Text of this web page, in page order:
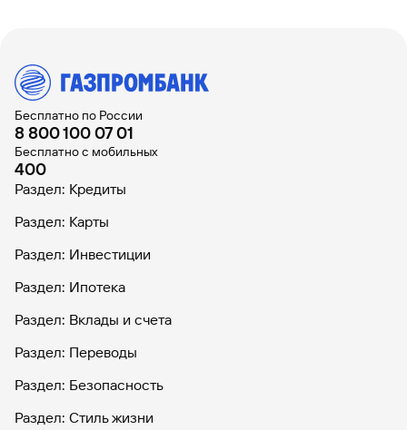
Бесплатно по России
8 800 100 07 01
Бесплатно с мобильных
400
Раздел: Кредиты
Раздел: Карты
Раздел: Инвестиции
Раздел: Ипотека
Раздел: Вклады и счета
Раздел: Переводы
Раздел: Безопасность
Раздел: Стиль жизни